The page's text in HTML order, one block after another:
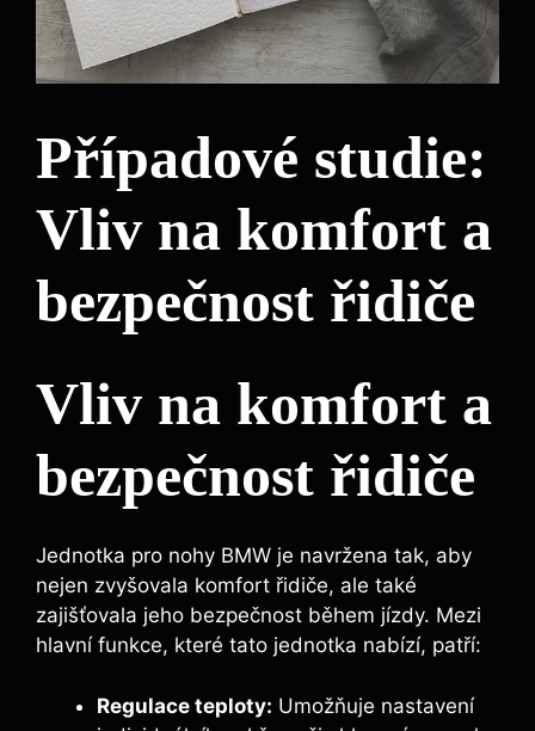
Případové studie:
Vliv na komfort a
bezpečnost řidiče
Vliv na komfort a
bezpečnost řidiče
Jednotka pro nohy BMW je navržena tak, aby
nejen zvyšovala komfort řidiče, ale také
zajišťovala jeho bezpečnost během jízdy. Mezi
hlavní funkce, které tato jednotka nabízí, patří:
Regulace teploty: Umožňuje nastavení